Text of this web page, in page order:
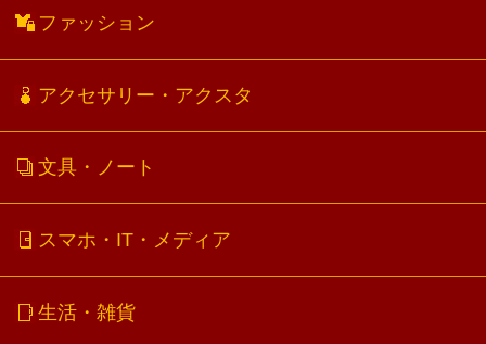
ファッション
アクセサリー・アクスタ
文具・ノート
スマホ・IT・メディア
生活・雑貨